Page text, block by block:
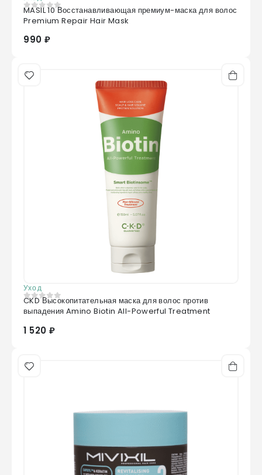
0из 5
MASIL 10 Восстанавливающая премиум-маска для волос
Premium Repair Hair Mask
990 ₽
Уход
0из 5
CKD Высокопитательная маска для волос против
выпадения Amino Biotin All-Powerful Treatment
1 520 ₽